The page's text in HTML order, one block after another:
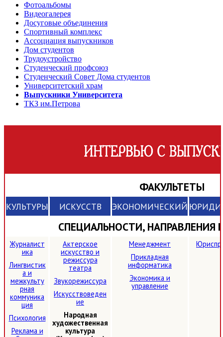
Фотоальбомы
Видеогалерея
Досуговые объединения
Спортивный комплекс
Ассоциация выпускников
Дом студентов
Трудоустройство
Студенческий профсоюз
Студенческий Совет Дома студентов
Университетский храм
Выпускники Университета
ТКЗ им.Петрова
ФАКУЛЬТЕТЫ
КУЛЬТУРЫ ИСКУССТВ ЭКОНОМИЧЕСКИЙ
СПЕЦИАЛЬНОСТИ, НАПРАВЛЕНИЯ
Журналист
ика
Лингвистик
а и
межкульту
рная
коммуника
ция
Психология
Реклама и
Актерское
искусство и
режиссура
театра
Звукорежиссура
Искусствоведен
ие
Народная
художественная
культура
Менеджмент
Прикладная
информатика
Экономика и
управление